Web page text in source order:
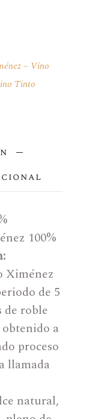
Vino
Tinto
100%
Ximénez
de 5
de roble
a
proceso
llamada
natural,